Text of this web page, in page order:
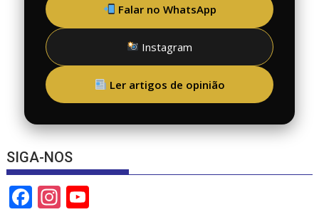
Falar no WhatsApp
Instagram
Ler artigos de opinião
SIGA-NOS
F In